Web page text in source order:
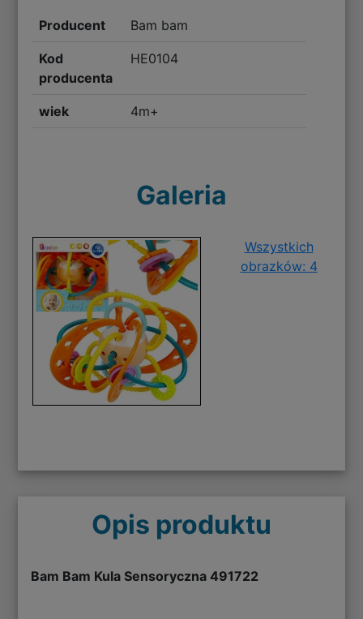
Producent Bam bam
Kod
producenta
HE0104
wiek 4m+
Galeria
Wszystkich
obrazków: 4
Opis produktu
Bam Bam Kula Sensoryczna 491722